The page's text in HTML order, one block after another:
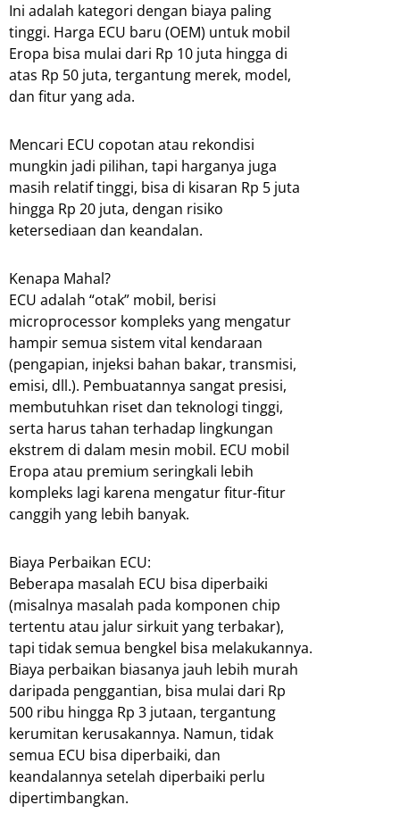
Ini adalah kategori dengan biaya paling
tinggi. Harga ECU baru (OEM) untuk mobil
Eropa bisa mulai dari Rp 10 juta hingga di
atas Rp 50 juta, tergantung merek, model,
dan fitur yang ada.
Mencari ECU copotan atau rekondisi
mungkin jadi pilihan, tapi harganya juga
masih relatif tinggi, bisa di kisaran Rp 5 juta
hingga Rp 20 juta, dengan risiko
ketersediaan dan keandalan.
Kenapa Mahal?
ECU adalah “otak” mobil, berisi
microprocessor kompleks yang mengatur
hampir semua sistem vital kendaraan
(pengapian, injeksi bahan bakar, transmisi,
emisi, dll.). Pembuatannya sangat presisi,
membutuhkan riset dan teknologi tinggi,
serta harus tahan terhadap lingkungan
ekstrem di dalam mesin mobil. ECU mobil
Eropa atau premium seringkali lebih
kompleks lagi karena mengatur fitur-fitur
canggih yang lebih banyak.
Biaya Perbaikan ECU:
Beberapa masalah ECU bisa diperbaiki
(misalnya masalah pada komponen chip
tertentu atau jalur sirkuit yang terbakar),
tapi tidak semua bengkel bisa melakukannya.
Biaya perbaikan biasanya jauh lebih murah
daripada penggantian, bisa mulai dari Rp
500 ribu hingga Rp 3 jutaan, tergantung
kerumitan kerusakannya. Namun, tidak
semua ECU bisa diperbaiki, dan
keandalannya setelah diperbaiki perlu
dipertimbangkan.